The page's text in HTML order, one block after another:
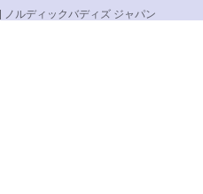
ルディックバディズ ジャパン